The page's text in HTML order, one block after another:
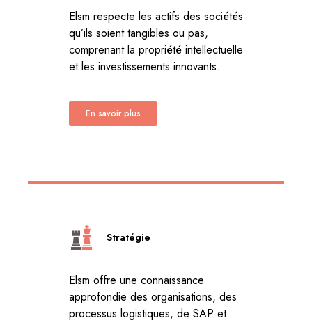
Elsm respecte les actifs des sociétés
qu’ils soient tangibles ou pas,
comprenant la propriété intellectuelle
et les investissements innovants.
En savoir plus
Stratégie
Elsm offre une connaissance
approfondie des organisations, des
processus logistiques, de SAP et